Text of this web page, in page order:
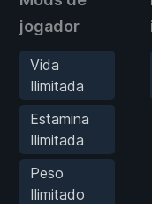
jogador
Vida
Ilimitada
Estamina
Ilimitada
Peso
Ilimitado